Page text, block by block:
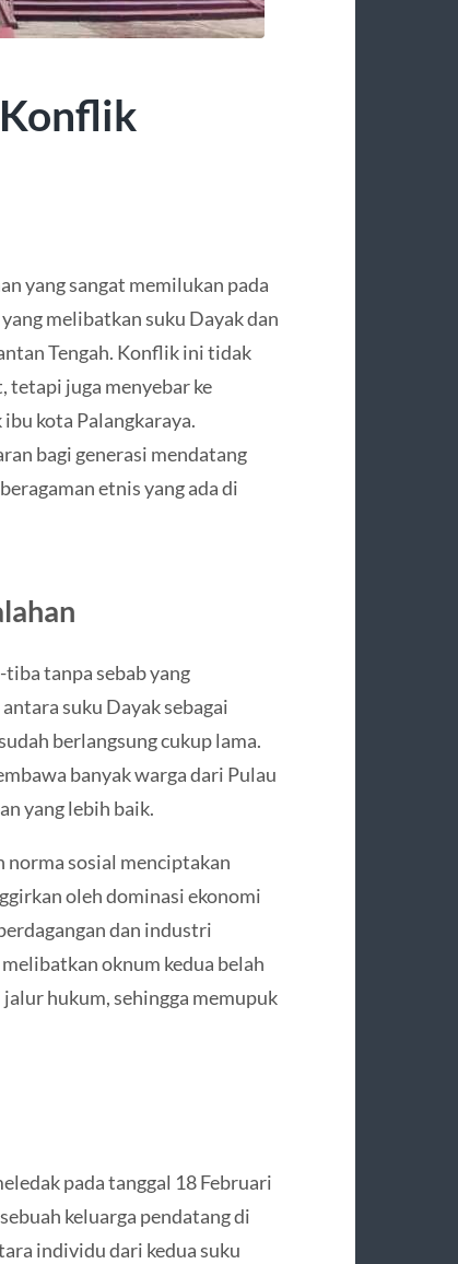
yang sangat memilukan pada
melibatkan suku Dayak dan
Tengah. Konflik ini tidak
tetapi juga menyebar ke
kota Palangkaraya.
bagi generasi mendatang
etnis yang ada di
tanpa sebab yang
suku Dayak sebagai
berlangsung cukup lama.
banyak warga dari Pulau
yang lebih baik.
norma sosial menciptakan
oleh dominasi ekonomi
dan industri
oknum kedua belah
hukum, sehingga memupuk
pada tanggal 18 Februari
keluarga pendatang di
individu dari kedua suku